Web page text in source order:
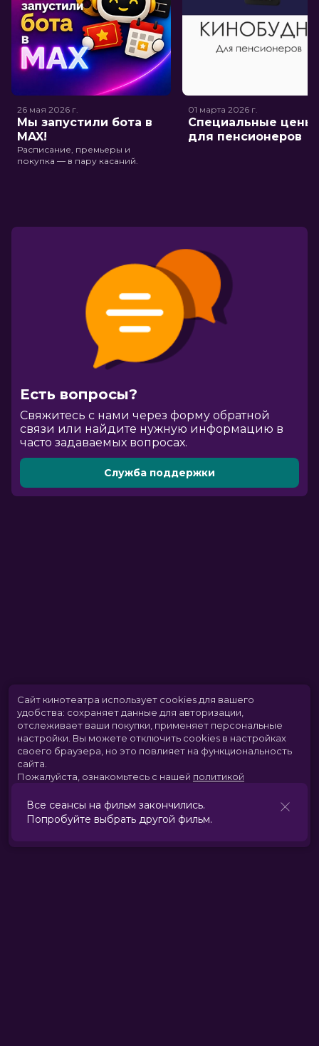
26 мая 2026 г.
Мы запустили бота в
MAX!
Расписание, премьеры и
покупка — в пару касаний.
01 марта 2026 г.
Специальные цены
для пенсионеров
Есть вопросы?
Cвяжитесь с нами через форму обратной
связи или найдите нужную информацию в
часто задаваемых вопросах.
Служба поддержки
Все сеансы на фильм закончились.
Попробуйте выбрать другой фильм.
Сайт кинотеатра использует cookies для вашего
удобства: сохраняет данные для авторизации,
отслеживает ваши покупки, применяет персональные
настройки. Вы можете отключить cookies в настройках
своего браузера, но это повлияет на функциональность
сайта.
Пожалуйста, ознакомьтесь с нашей политикой
Принять